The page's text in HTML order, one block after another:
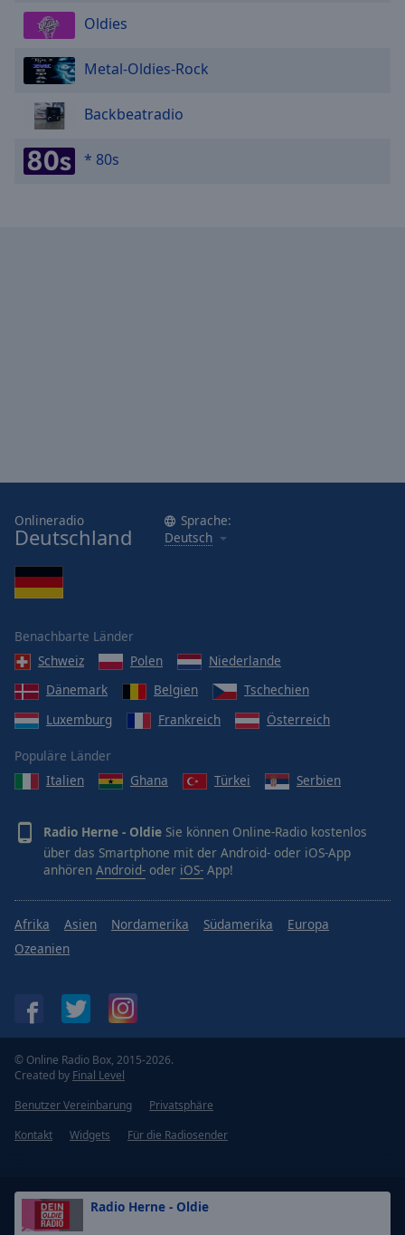
Radio Herne - Oldie
Oldies
Metal-Oldies-Rock
Backbeatradio
* 80s
Onlineradio
Deutschland
Sprache:
Deutsch
Benachbarte Länder
Schweiz
Polen
Niederlande
Dänemark
Belgien
Tschechien
Luxemburg
Frankreich Österreich
Populäre Länder
Italien
Ghana Türkei Serbien
Radio Herne - Oldie Sie können Online-Radio kostenlos
über das Smartphone mit der Android- oder iOS-App
anhören Android- oder iOS- App!
Afrika Asien Nordamerika Südamerika
Europa
Ozeanien
© Online Radio Box, 2015-2026.
Created by Final Level
Benutzer Vereinbarung
Privatsphäre
Kontakt
Widgets Für die Radiosender